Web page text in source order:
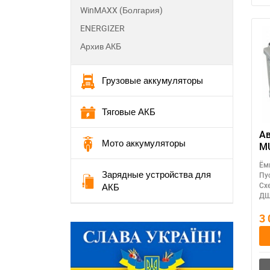
WinMAXX (Болгария)
ENERGIZER
Архив АКБ
Грузовые аккумуляторы
Тяговые АКБ
Мото аккумуляторы
Зарядные устройства для
АКБ
ток:
3